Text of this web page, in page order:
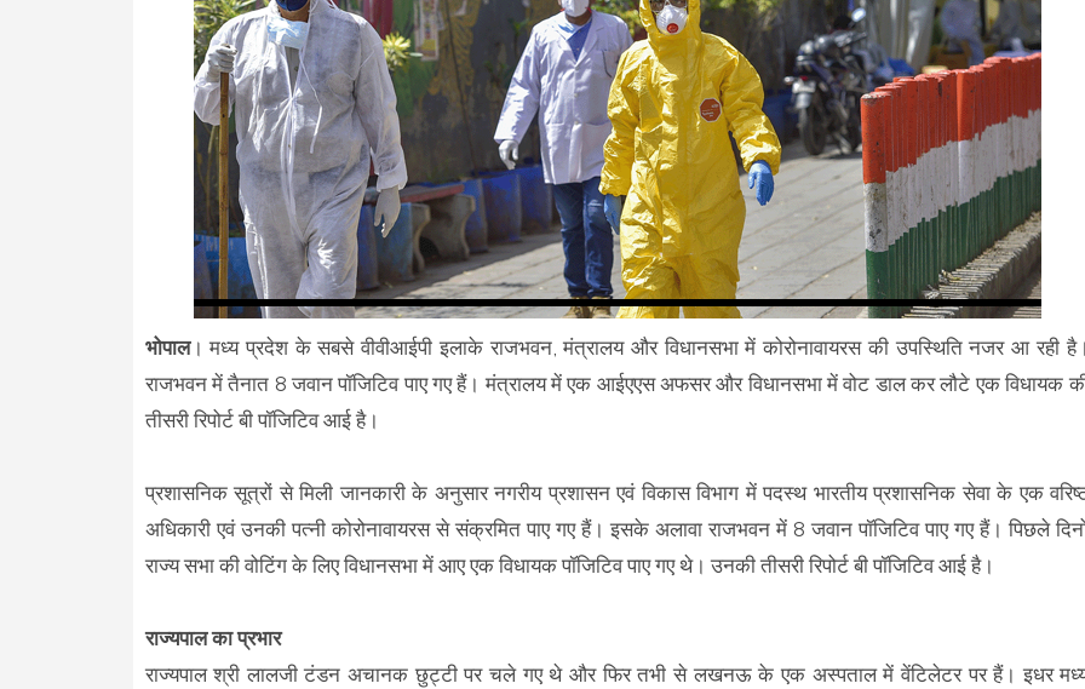
भोपाल। मध्य प्रदेश के सबसे वीवीआईपी इलाके राजभवन, मंत्रालय और विधानसभा में कोरोनावायरस की उपस्थिति नजर आ रही
राजभवन में तैनात 8 जवान पॉजिटिव पाए गए हैं। मंत्रालय में एक आईएएस अफसर और विधानसभा में वोट डाल कर लौटे एक विधायक
तीसरी रिपोर्ट बी पॉजिटिव आई है।
प्रशासनिक सूत्रों से मिली जानकारी के अनुसार नगरीय प्रशासन एवं विकास विभाग में पदस्थ भारतीय प्रशासनिक सेवा के एक
अधिकारी एवं उनकी पत्नी कोरोनावायरस से संक्रमित पाए गए हैं। इसके अलावा राजभवन में 8 जवान पॉजिटिव पाए गए हैं। पिछले
राज्य सभा की वोटिंग के लिए विधानसभा में आए एक विधायक पॉजिटिव पाए गए थे। उनकी तीसरी रिपोर्ट बी पॉजिटिव आई है।
राज्यपाल का प्रभार
राज्यपाल श्री लालजी टंडन अचानक छुट्टी पर चले गए थे और फिर तभी से लखनऊ के एक अस्पताल में वेंटिलेटर पर हैं। इधर